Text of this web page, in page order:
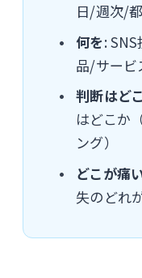
日/週次/都
何を:
品/サービ
判断はどこ
はどこか
ング）
どこが痛
失のどれ